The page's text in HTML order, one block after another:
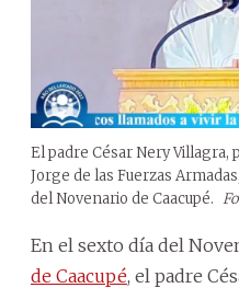
El padre César Nery Villagra,
Jorge de las Fuerzas
del Novenario de Caacupé.
En el sexto día del
de Caacupé, el padre